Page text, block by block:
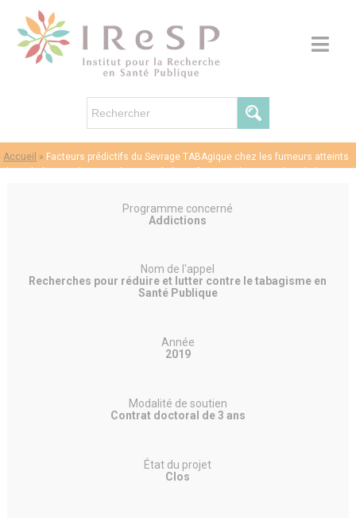
Accueil » Facteurs prédictifs du Sevrage TABAgique chez les fumeurs atteints
de maladies Cardio-Vasculaires et de leurs facteurs de risque dans la base
Programme concerné
Addictions
Nom de l'appel
Recherches pour réduire et lutter contre le tabagisme en
Santé Publique
Année
2019
Modalité de soutien
Contrat doctoral de 3 ans
État du projet
Clos